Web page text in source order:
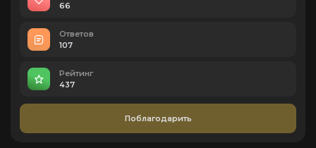
66
Ответов
107
Рейтинг
437
Поблагодарить